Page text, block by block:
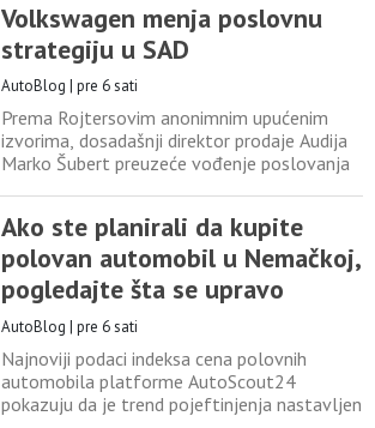
Hybrid kada debituje za modelsku godinu
2028. Koncept će imati svetsku premijeru
14. avgusta, tokom događaja Monterey Car
Week, koji je Acura
Volkswagen menja poslovnu
strategiju u SAD
AutoBlog | pre 6 sati
Prema Rojtersovim anonimnim upućenim
izvorima, dosadašnji direktor prodaje Audija
Marko Šubert preuzeće vođenje poslovanja
napušta kompaniju. Za sada nije odlučeno da
li će Folksvagenov novi model pikapa
razvijati samostalno ili u partnerstvu sa
drugim proizvođačem. Kao najizgledniji
Ako ste planirali da kupite
polovan automobil u Nemačkoj,
pogledajte šta se upravo
dogodilo sa cenama
AutoBlog | pre 6 sati
Najnoviji podaci indeksa cena polovnih
automobila platforme AutoScout24
pokazuju da je trend pojeftinjenja nastavljen